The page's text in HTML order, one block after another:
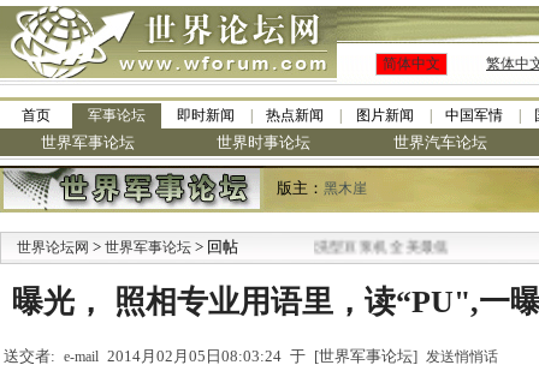
简体中文 繁体中
首页 军事论坛 即时新闻 热点新闻 图片新闻 中国军情
世界军事论坛 世界时事论坛 世界汽车论坛
版主： 黑木崖
世界论坛网 > 世界军事论坛 > 回帖
· 九阳全新免清洗型豆浆机 全美最低
曝光， 照相专业用语里，读“PU",一
送交者: e-mail 2014月02月05日08:03:24 于 [世界军事论坛] 发送悄悄话